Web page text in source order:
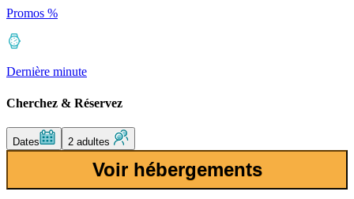
Promos %
Dernière minute
Cherchez & Réservez
Dates 2 adultes
Voir hébergements